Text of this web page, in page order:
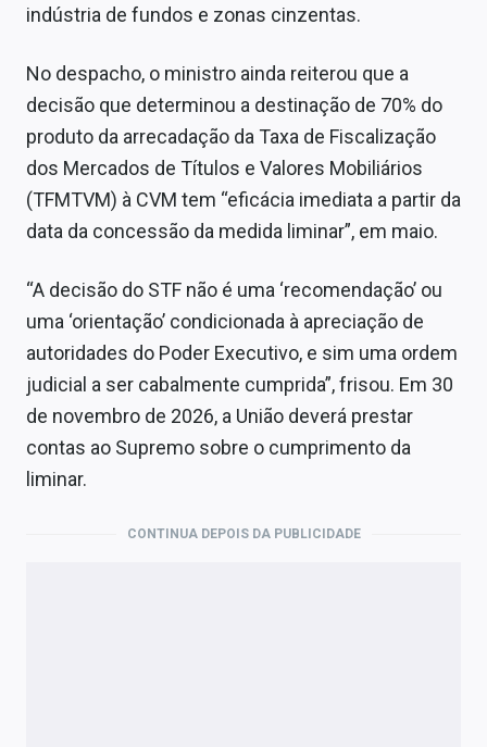
indústria de fundos e zonas cinzentas.
No despacho, o ministro ainda reiterou que a
decisão que determinou a destinação de 70% do
produto da arrecadação da Taxa de Fiscalização
dos Mercados de Títulos e Valores Mobiliários
(TFMTVM) à CVM tem “eficácia imediata a partir da
data da concessão da medida liminar”, em maio.
“A decisão do STF não é uma ‘recomendação’ ou
uma ‘orientação’ condicionada à apreciação de
autoridades do Poder Executivo, e sim uma ordem
judicial a ser cabalmente cumprida”, frisou. Em 30
de novembro de 2026, a União deverá prestar
contas ao Supremo sobre o cumprimento da
liminar.
CONTINUA DEPOIS DA PUBLICIDADE